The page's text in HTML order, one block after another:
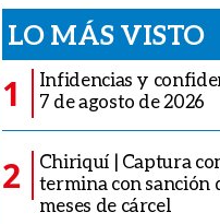
LO MÁS VISTO
1
Infidencias y
7 de agosto de 2026
2
Chiriquí | Captura
termina con sanción
meses de cárcel